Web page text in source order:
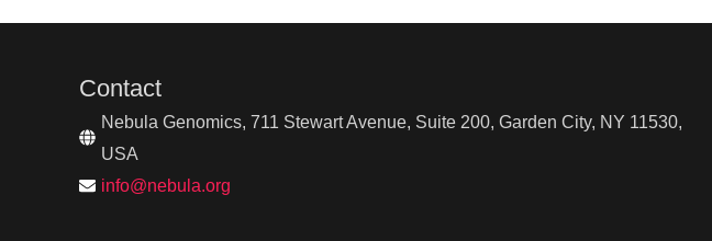
Contact
Nebula Genomics, 711 Stewart Avenue, Suite 200, Garden City, NY 11530,
USA
info@nebula.org